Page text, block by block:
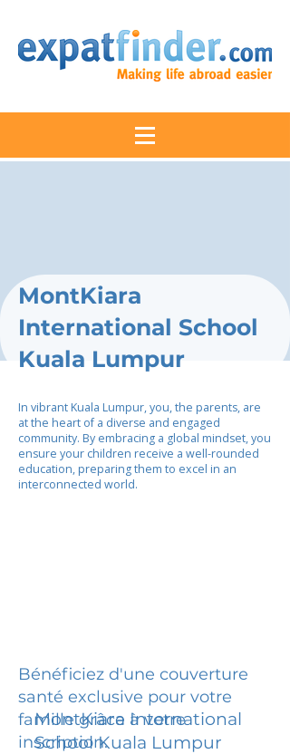
MontKiara
International School
Kuala Lumpur
In vibrant Kuala Lumpur, you, the parents, are
at the heart of a diverse and engaged
community. By embracing a global mindset, you
ensure your children receive a well-rounded
education, preparing them to excel in an
interconnected world.
Bénéficiez d'une couverture
santé exclusive pour votre
famille grâce à votre
inscription.
MontKiara International
School Kuala Lumpur